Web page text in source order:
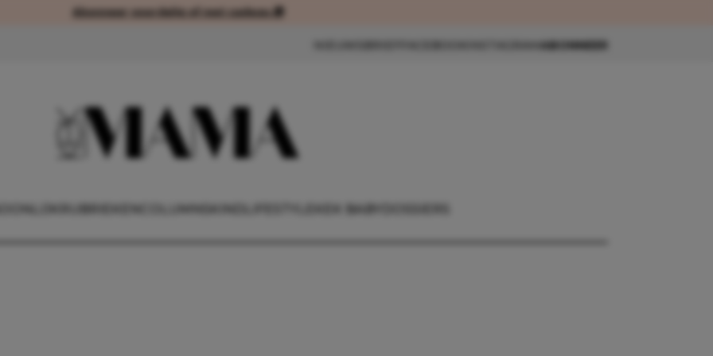
Abonneer voordelig of met cadeau 🎁Abonneer voordelig of met cadeau 🎁
ABONNEER